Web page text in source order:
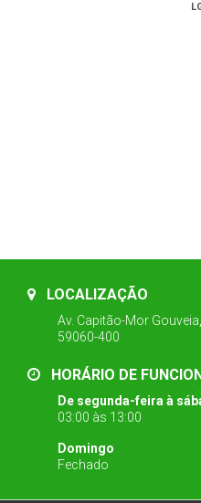
LOCALIZAÇÃO
Av. Capitão-Mor
59060-400
HORÁRIO DE
De segunda-feira à
03:00 às 13:00
Domingo
Fechado